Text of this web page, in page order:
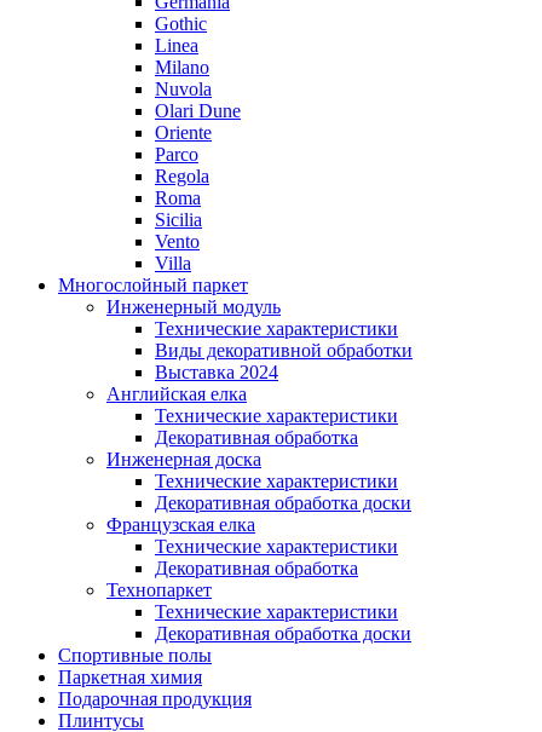
Gothic
Linea
Milano
Nuvola
Olari Dune
Oriente
Parco
Regola
Roma
Sicilia
Vento
Villa
Многослойный паркет
Инженерный модуль
Технические характеристики
Виды декоративной обработки
Выставка 2024
Английская елка
Технические характеристики
Декоративная обработка
Инженерная доска
Технические характеристики
Декоративная обработка доски
Французская елка
Технические характеристики
Декоративная обработка
Технопаркет
Технические характеристики
Декоративная обработка доски
Спортивные полы
Паркетная химия
Подарочная продукция
Плинтусы